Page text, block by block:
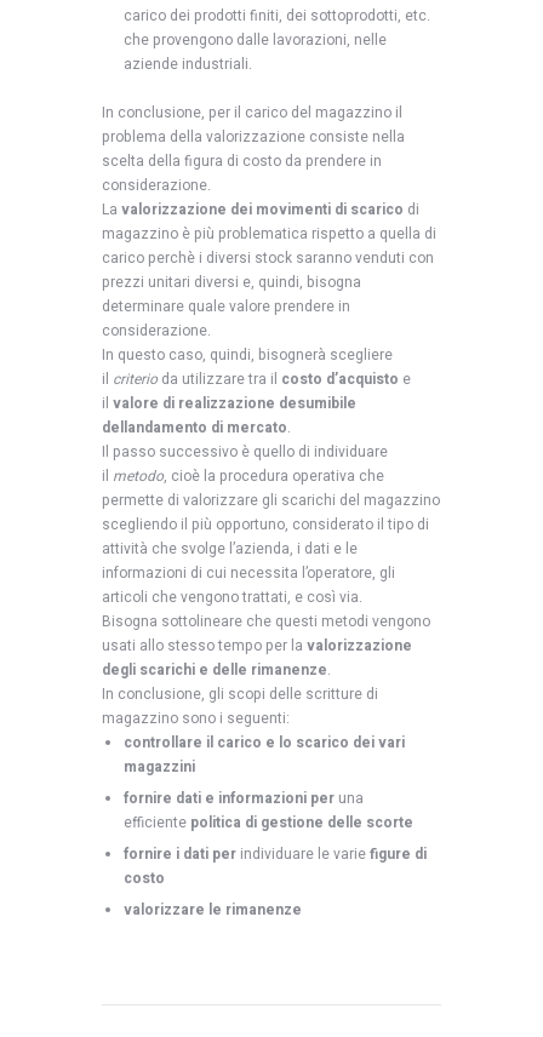
carico dei prodotti finiti, dei sottoprodotti, etc.
che provengono dalle lavorazioni, nelle
aziende industriali.
In conclusione, per il carico del magazzino il
problema della valorizzazione consiste nella
scelta della figura di costo da prendere in
considerazione.
La valorizzazione dei movimenti di scarico di
magazzino è più problematica rispetto a quella di
carico perchè i diversi stock saranno venduti con
prezzi unitari diversi e, quindi, bisogna
determinare quale valore prendere in
considerazione.
In questo caso, quindi, bisognerà scegliere
il criterioda utilizzare tra il costo d’acquisto e
il valore di realizzazione desumibile
dellandamento di mercato.
Il passo successivo è quello di individuare
il metodo, cioè la procedura operativa che
permette di valorizzare gli scarichi del magazzino
scegliendo il più opportuno, considerato il tipo di
attività che svolge l’azienda, i dati e le
informazioni di cui necessita l’operatore, gli
articoli che vengono trattati, e così via.
Bisogna sottolineare che questi metodi vengono
usati allo stesso tempo per la valorizzazione
degli scarichi e delle rimanenze.
In conclusione, gli scopi delle scritture di
magazzino sono i seguenti:
controllare il carico e lo scarico dei vari
magazzini
fornire dati e informazioni per una
efficiente politica di gestione delle scorte
fornire i dati per individuare le variefigure di
costo
valorizzare le rimanenze